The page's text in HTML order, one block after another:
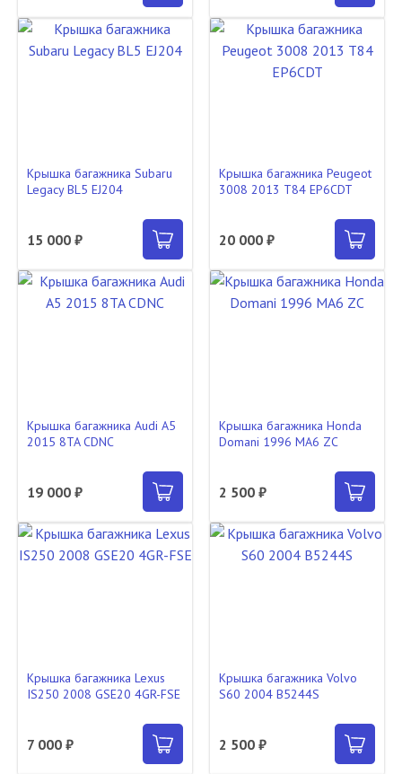
Крышка багажника Subaru
Legacy BL5 EJ204
15 000 ₽
Крышка багажника Peugeot
3008 2013 T84 EP6CDT
20 000 ₽
Крышка багажника Audi A5
2015 8TA CDNC
19 000 ₽
Крышка багажника Honda
Domani 1996 MA6 ZC
2 500 ₽
Крышка багажника Lexus
IS250 2008 GSE20 4GR-FSE
7 000 ₽
Крышка багажника Volvo
S60 2004 B5244S
2 500 ₽